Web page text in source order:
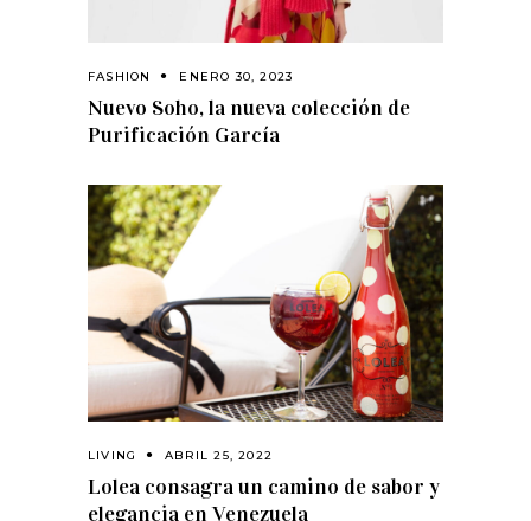
FASHION ENERO 30, 2023
Nuevo Soho, la nueva colección de
Purificación García
LIVING ABRIL 25, 2022
Lolea consagra un camino de sabor y
elegancia en Venezuela